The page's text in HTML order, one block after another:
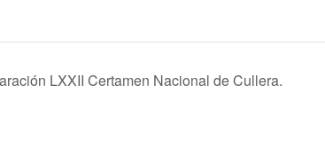
LXXII Certamen Nacional de Cullera.